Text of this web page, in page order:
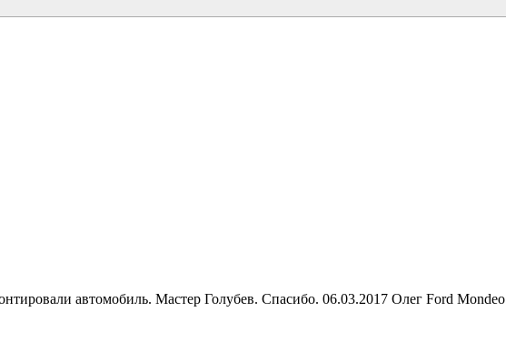
автомобиль. Мастер Голубев. Спасибо. 06.03.2017 Олег Ford Mondeo